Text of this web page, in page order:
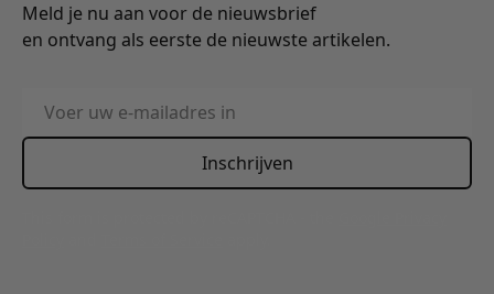
Meld je nu aan voor de nieuwsbrief
en ontvang als eerste de nieuwste artikelen.
E-mailadres
Inschrijven